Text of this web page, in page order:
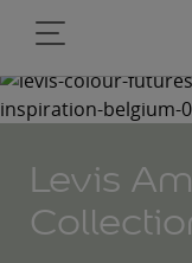
Levis